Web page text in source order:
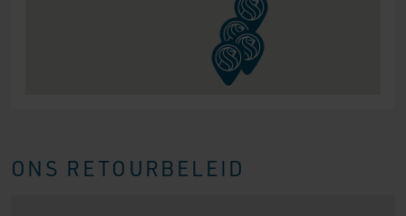
ONS RETOURBELEID